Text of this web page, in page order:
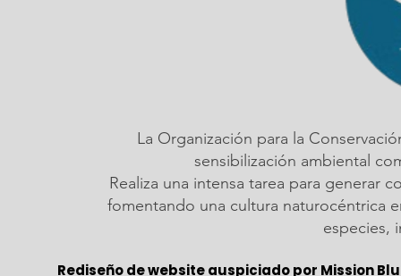
La Organización para la
sensibilización ambiental
Realiza una intensa tarea para generar
fomentando una cultura naturocéntrica
especies,
Rediseño de website auspiciado por Mission